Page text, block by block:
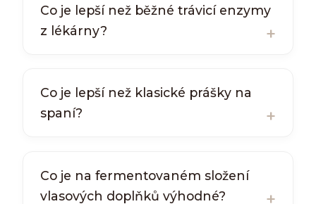
Co je lepší než běžné trávicí enzymy
z lékárny?
Co je lepší než klasické prášky na
spaní?
Co je na fermentovaném složení
vlasových doplňků výhodné?